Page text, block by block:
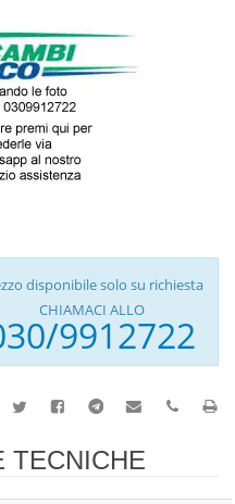
disponibile solo su richiesta
CHIAMACI ALLO
9912722
TECNICHE